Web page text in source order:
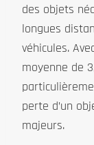
des objets
longues
véhicules.
moyenne de
perte d’un
majeurs.